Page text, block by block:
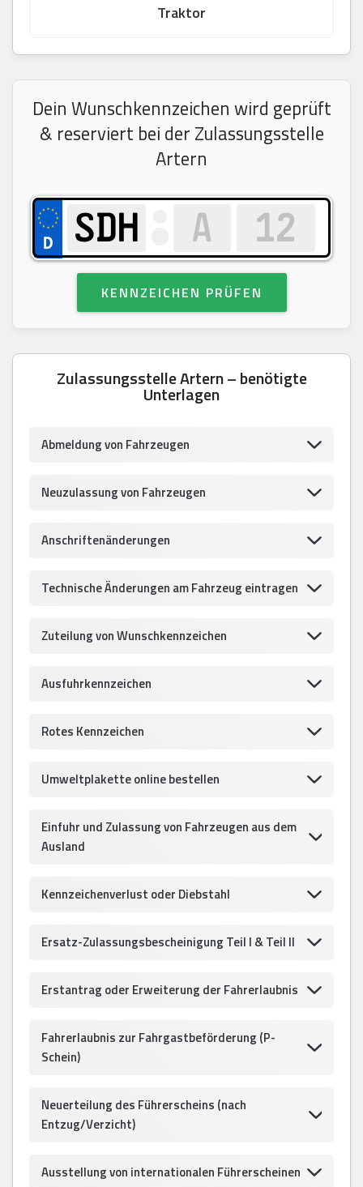
Traktor
Dein Wunschkennzeichen wird geprüft
& reserviert bei der Zulassungsstelle
Artern
KENNZEICHEN PRÜFEN
Zulassungsstelle Artern – benötigte
Unterlagen
Abmeldung von Fahrzeugen
Neuzulassung von Fahrzeugen
Anschriftenänderungen
Technische Änderungen am Fahrzeug eintragen
Zuteilung von Wunschkennzeichen
Ausfuhrkennzeichen
Rotes Kennzeichen
Umweltplakette online bestellen
Einfuhr und Zulassung von Fahrzeugen aus dem
Ausland
Kennzeichenverlust oder Diebstahl
Ersatz-Zulassungsbescheinigung Teil I & Teil II
Erstantrag oder Erweiterung der Fahrerlaubnis
Fahrerlaubnis zur Fahrgastbeförderung (P-
Schein)
Neuerteilung des Führerscheins (nach
Entzug/Verzicht)
Ausstellung von internationalen Führerscheinen